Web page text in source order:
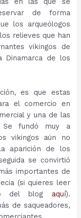
de forma
los arqueólogos
relieves que han
vikingos de
Dinamarca de los
es que estas
el comercio en
y una de las
Se fundó muy a
vikingos aún no
aparición de los
se convirtió
importantes de
(si quieres leer
del blog aquí).
de saqueadores,